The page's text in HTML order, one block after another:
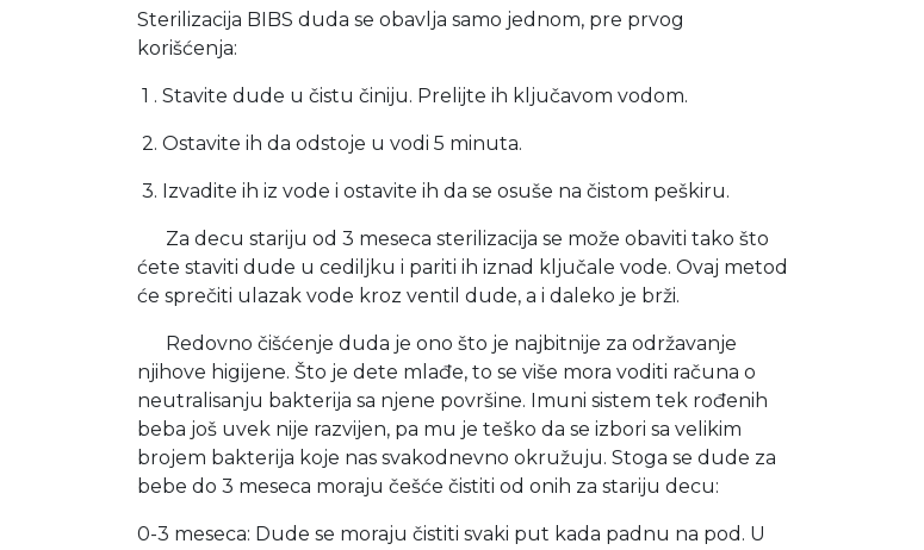
Sterilizacija BIBS duda se obavlja samo jednom, pre prvog
korišćenja:
1 . Stavite dude u čistu činiju. Prelijte ih ključavom vodom.
2. Ostavite ih da odstoje u vodi 5 minuta.
3. Izvadite ih iz vode i ostavite ih da se osuše na čistom peškiru.
Za decu stariju od 3 meseca sterilizacija se može obaviti tako što
ćete staviti dude u cediljku i pariti ih iznad ključale vode. Ovaj metod
će sprečiti ulazak vode kroz ventil dude, a i daleko je brži.
Redovno čišćenje duda je ono što je najbitnije za održavanje
njihove higijene. Što je dete mlađe, to se više mora voditi računa o
neutralisanju bakterija sa njene površine. Imuni sistem tek rođenih
beba još uvek nije razvijen, pa mu je teško da se izbori sa velikim
brojem bakterija koje nas svakodnevno okružuju. Stoga se dude za
bebe do 3 meseca moraju češće čistiti od onih za stariju decu:
0-3 meseca: Dude se moraju čistiti svaki put kada padnu na pod. U